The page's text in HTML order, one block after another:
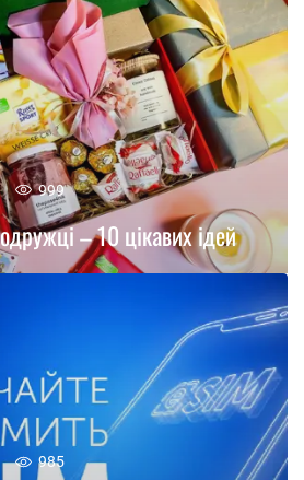
999
– 10 цікавих ідей
985